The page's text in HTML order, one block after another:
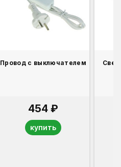
Провод с выключателем
454 ₽
купить